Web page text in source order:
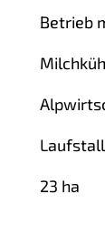
Betrieb
Laufstall
23 ha